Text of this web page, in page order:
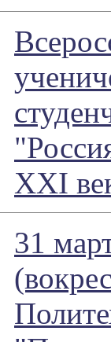
XXI
31